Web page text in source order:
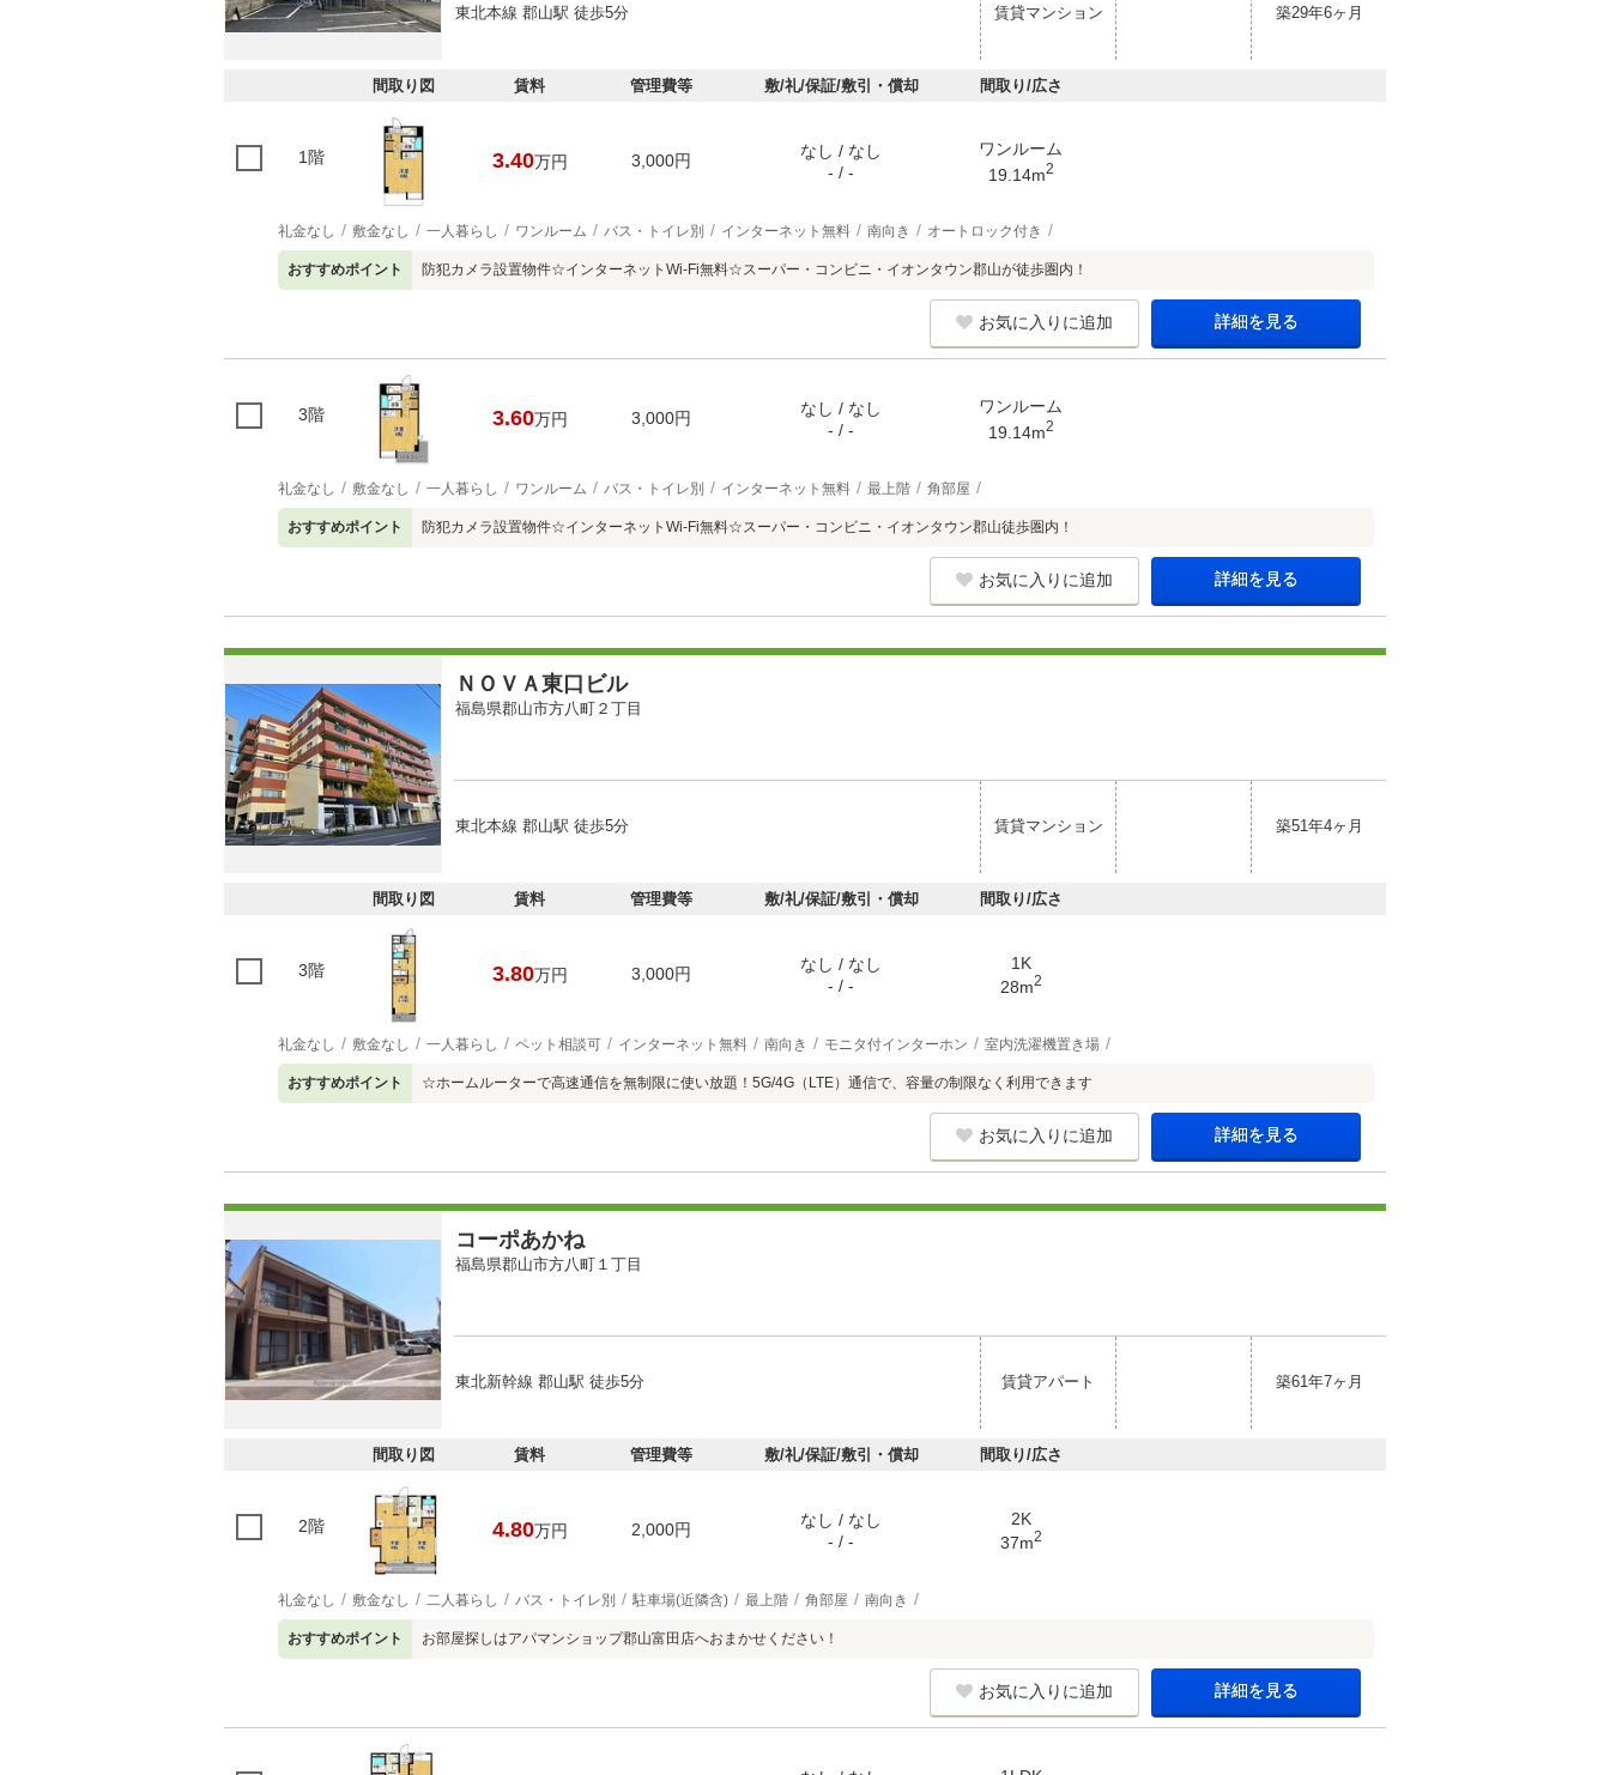
東北本線 郡山駅 徒歩5分 賃貸マンション 築29年6ヶ月
間取り図 賃料 管理費等 敷/礼/保証/敷引・償却 間取り/広さ
1階 3.40万円 3,000円
なし / なし
- / -
ワンルーム
19.14m2
礼金なし 敷金なし 一人暮らし ワンルーム バス・トイレ別 インターネット無料 南向き オートロック付き
おすすめポイント 防犯カメラ設置物件☆インターネットWi-Fi無料☆スーパー・コンビニ・イオンタウン郡山が徒歩圏内！
お気に入りに追加 詳細を見る
3階 3.60万円 3,000円
なし / なし
- / -
ワンルーム
19.14m2
礼金なし 敷金なし 一人暮らし ワンルーム バス・トイレ別 インターネット無料 最上階 角部屋
おすすめポイント 防犯カメラ設置物件☆インターネットWi-Fi無料☆スーパー・コンビニ・イオンタウン郡山徒歩圏内！
お気に入りに追加 詳細を見る
ＮＯＶＡ東口ビル
福島県郡山市方八町２丁目
東北本線 郡山駅 徒歩5分 賃貸マンション 築51年4ヶ月
間取り図 賃料 管理費等 敷/礼/保証/敷引・償却 間取り/広さ
3階 3.80万円 3,000円
なし / なし
- / -
1K
28m2
礼金なし 敷金なし 一人暮らし ペット相談可 インターネット無料 南向き モニタ付インターホン 室内洗濯機置き場
おすすめポイント ☆ホームルーターで高速通信を無制限に使い放題！5G/4G（LTE）通信で、容量の制限なく利用できます
お気に入りに追加 詳細を見る
コーポあかね
福島県郡山市方八町１丁目
東北新幹線 郡山駅 徒歩5分 賃貸アパート 築61年7ヶ月
間取り図 賃料 管理費等 敷/礼/保証/敷引・償却 間取り/広さ
2階 4.80万円 2,000円
なし / なし
- / -
2K
37m2
礼金なし 敷金なし 二人暮らし バス・トイレ別 駐車場(近隣含) 最上階 角部屋 南向き
おすすめポイント お部屋探しはアパマンショップ郡山富田店へおまかせください！
お気に入りに追加 詳細を見る